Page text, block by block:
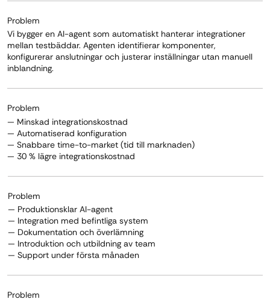
Problem
Vi bygger en AI-agent som automatiskt hanterar integrationer
mellan testbäddar. Agenten identifierar komponenter,
konfigurerar anslutningar och justerar inställningar utan manuell
inblandning.
Problem
— Minskad integrationskostnad
— Automatiserad konfiguration
— Snabbare time-to-market (tid till marknaden)
— 30 % lägre integrationskostnad
Problem
— Produktionsklar AI-agent
— Integration med befintliga system
— Dokumentation och överlämning
— Introduktion och utbildning av team
— Support under första månaden
Problem